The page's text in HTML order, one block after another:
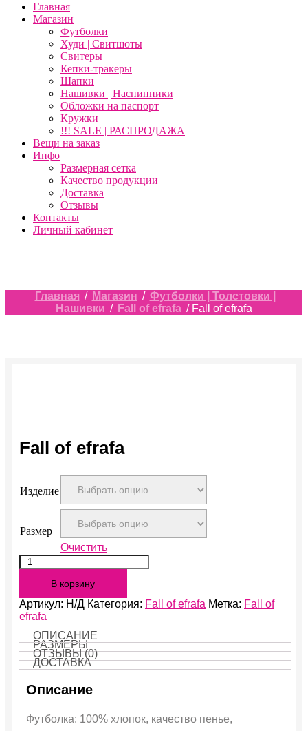
Главная
Магазин
Футболки
Худи | Свитшоты
Свитеры
Кепки-тракеры
Шапки
Нашивки | Наспинники
Обложки на паспорт
Кружки
!!! SALE | РАСПРОДАЖА
Вещи на заказ
Инфо
Размерная сетка
Качество продукции
Доставка
Отзывы
Контакты
Личный кабинет
Главная / Магазин / Футболки | Толстовки |
Нашивки / Fall of efrafa / Fall of efrafa
Fall of efrafa
Изделие
Размер
Очистить
Количество
Fall
efrafa
В корзину
Артикул: Н/Д Категория: Fall of efrafa Метка: Fall of
efrafa
ОПИСАНИЕ
РАЗМЕРЫ
ОТЗЫВЫ (0)
ДОСТАВКА
Описание
Футболка: 100% хлопок, качество пенье,